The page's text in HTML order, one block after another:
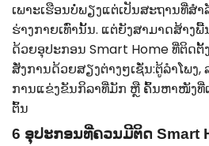
ເພາະເຮືອນບໍ່ພຽງແຕ່ເປັນສະຖານທີ່ສໍ
ຮ່າງກາຍເທົ່ານັ້ນ. ແຕ່ຍັງສາມາດສ້າງ
ດ້ວຍອຸປະກອນ Smart Home ທີ່ຕິດຕັ້
ສັ່ງການດ້ວຍສຽງຕ່າງໆເຊັ່ນ:ຕູ້ລຳໂພງ
ການແຂ່ງຂັນກິລາທີ່ມັກ ຫຼື ຄົ້ນຫາໜັງທີ່
ຕົ້ນ
6 ອຸປະກອນທີ່ຄວນມີຕິດ Smart